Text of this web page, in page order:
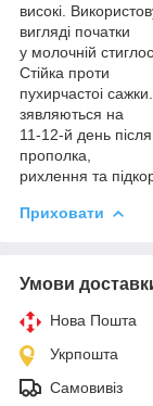
високі.
вигляді початки
у молочній
Стійка проти
пухирчастоі
зявляються на
11-12-й день
прополка,
рихлення та
Приховати
Умови
Нова Пошта
Укрпошта
Самовивіз